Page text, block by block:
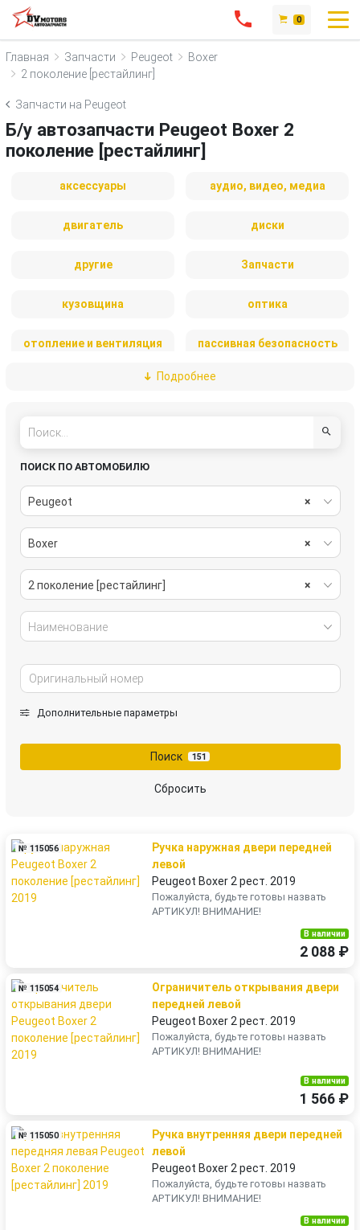
0
Главная Запчасти Peugeot
Boxer
2 поколение [рестайлинг]
Запчасти на Peugeot
Б/у автозапчасти Peugeot Boxer 2
поколение [рестайлинг]
аксессуары аудио, видео, медиа
двигатель диски
другие Запчасти
кузовщина оптика
отопление и вентиляция пассивная безопасность
рулевое управление
стекла
топливная система тормозная система
трансмиссия
Подробнее
ПОИСК ПО АВТОМОБИЛЮ
×
Peugeot
×
Boxer
×
2 поколение [рестайлинг]
Наименование
Дополнительные параметры
Поиск 151
Сбросить
№ 115056
Ручка наружная двери передней
левой
Peugeot Boxer 2 рест. 2019
Пожалуйста, будьте готовы назвать
АРТИКУЛ! ВНИМАНИЕ!
В наличии
2 088 ₽
№ 115054
Ограничитель открывания двери
передней левой
Peugeot Boxer 2 рест. 2019
Пожалуйста, будьте готовы назвать
АРТИКУЛ! ВНИМАНИЕ!
В наличии
1 566 ₽
№ 115050
Ручка внутренняя двери передней
левой
Peugeot Boxer 2 рест. 2019
Пожалуйста, будьте готовы назвать
АРТИКУЛ! ВНИМАНИЕ!
В наличии